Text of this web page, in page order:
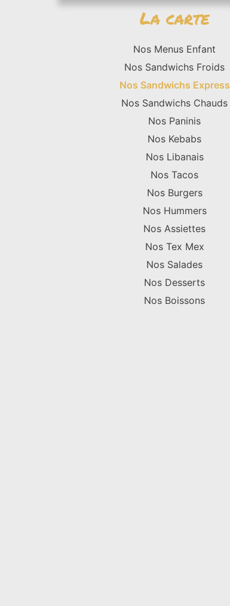
La carte
Nos Menus Enfant
Nos Sandwichs Froids
Nos Sandwichs Express
Nos Sandwichs Chauds
Nos Paninis
Nos Kebabs
Nos Libanais
Nos Tacos
Nos Burgers
Nos Hummers
Nos Assiettes
Nos Tex Mex
Nos Salades
Nos Desserts
Nos Boissons